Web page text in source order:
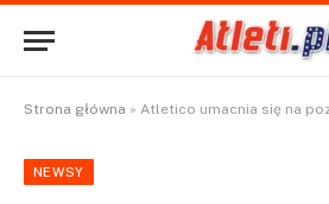
Strona główna » Atletico umacnia się na pozycji lidera!
NEWSY